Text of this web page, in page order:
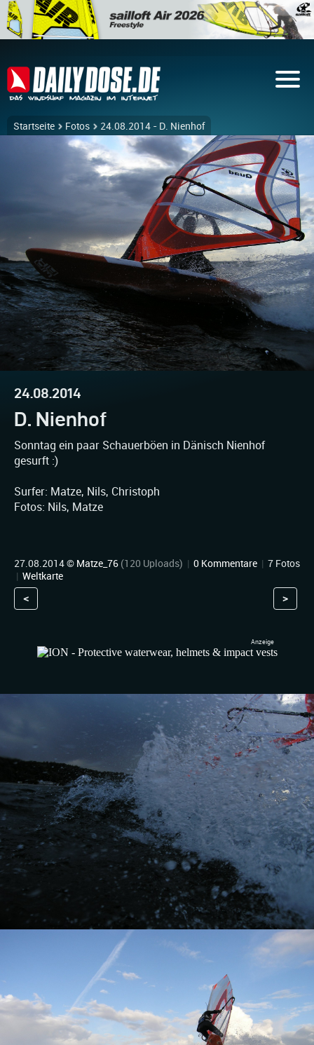
Startseite Fotos 24.08.2014 - D. Nienhof
24.08.2014
D. Nienhof
Sonntag ein paar Schauerböen in Dänisch Nienhof
gesurft :)
Surfer: Matze, Nils, Christoph
Fotos: Nils, Matze
27.08.2014 © Matze_76 (120 Uploads) | 0 Kommentare | 7 Fotos
| Weltkarte
< >